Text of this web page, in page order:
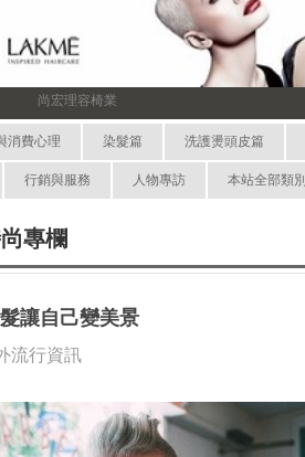
尚宏理容椅業
消費心理 染髮篇 洗護燙頭皮篇
行銷與服務 人物專訪 本站全部類別
專欄
讓自己變美景
流行資訊